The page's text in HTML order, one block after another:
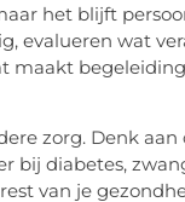
het blijft
evalueren wat
maakt
zorg. Denk aan
bij diabetes,
van je